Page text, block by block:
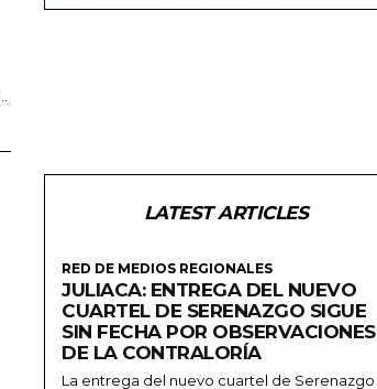
LATEST ARTICLES
RED DE MEDIOS REGIONALES
JULIACA: ENTREGA DEL NUEVO
CUARTEL DE SERENAZGO SIGUE
SIN FECHA POR OBSERVACIONES
DE LA CONTRALORÍA
La entrega del nuevo cuartel de Serenazgo